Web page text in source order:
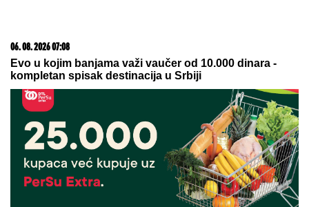
05. 08. 2026 06:45
Šta dete nasleđuje od oca, a šta od majke? Sve što
treba da znate o genetici